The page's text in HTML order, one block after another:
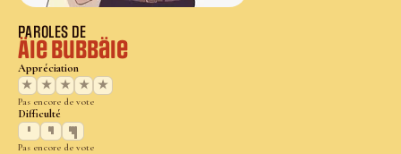
PAROLES DE
Äie Bubbäie
Appréciation
★
★ ★ ★ ★
Pas encore de vote
Difficulté
Pas encore de vote